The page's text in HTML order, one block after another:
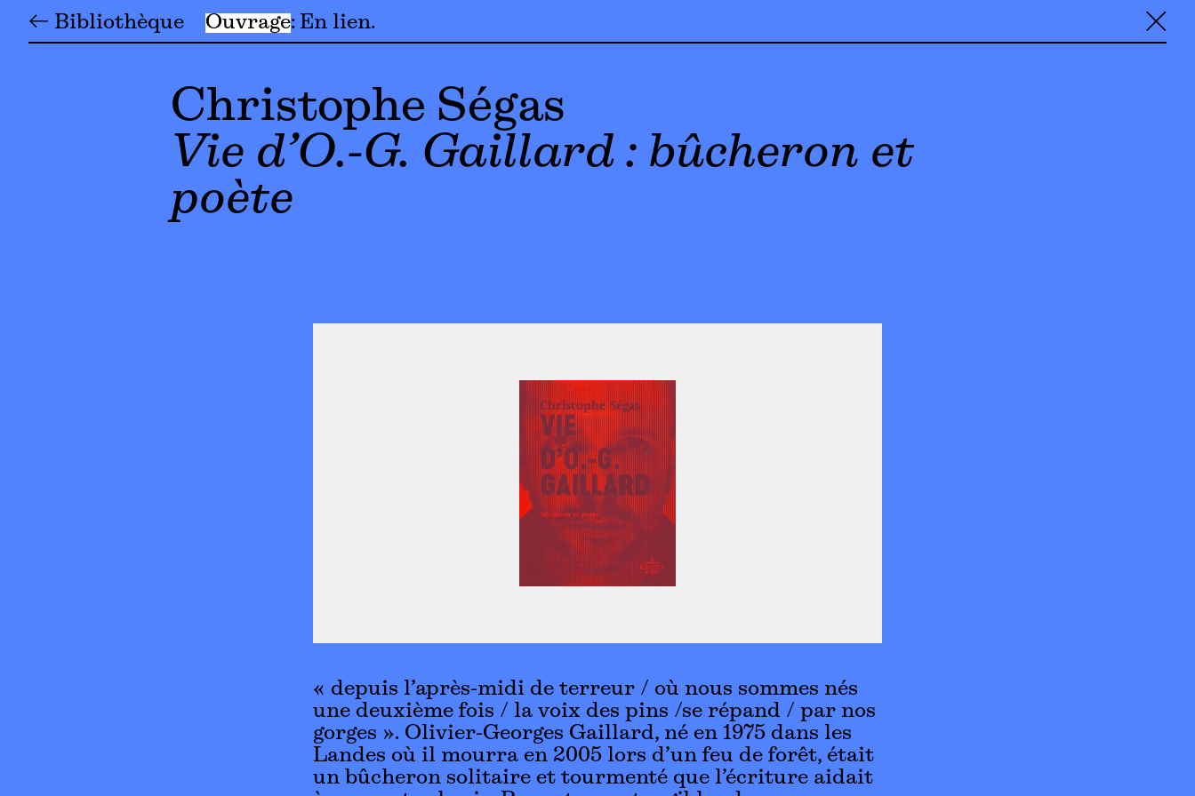
← Bibliothèque Ouvrage En lien ╳
Christophe Ségas
Vie d’O.-G. Gaillard : bûcheron et
poète
« depuis l’après-midi de terreur / où nous sommes nés
une deuxième fois / la voix des pins /se répand / par nos
gorges ». Olivier-Georges Gaillard, né en 1975 dans les
Landes où il mourra en 2005 lors d’un feu de forêt, était
un bûcheron solitaire et tourmenté que l’écriture aidait